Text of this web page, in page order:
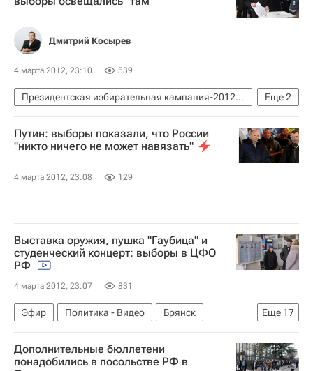
Дмитрий Косырев
4 марта 2012, 23:10 539
Еще2
Президентская избирательная кампания-2012 в России
Голосование на выборах президента России
Аналитика
Путин: выборы показали, что России
"никто ничего не может навязать"
4 марта 2012, 23:08 129
Выставка оружия, пушка "Гаубица" и
студенческий концерт: выборы в ЦФО
РФ
4 марта 2012, 23:07 831
Еще 17
Эфир Политика - Видео
Брянск
Ярославль
Кострома Воронеж
Тула
Курск
Александр Мишарин
Президент РФ
Дополнительные бюллетени
понадобились в посольстве РФ в